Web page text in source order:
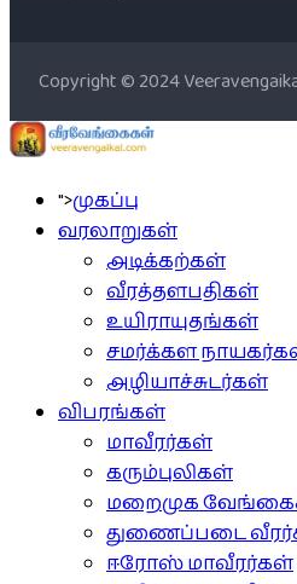
Copyright © 2024
">முகப்பு
வரலாறுகள்
அடிக்கற்கள்
வீரத்தளபதிகள்
உயிராயுதங்கள்
சமர்க்கள
அழியாச்சுடர்கள்
விபரங்கள்
மாவீரர்கள்
கரும்புலிகள்
மறைமுக
துணைப்படை
ஈரோஸ் மாவீரர்கள்